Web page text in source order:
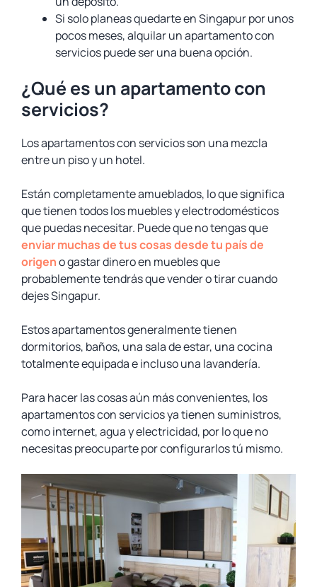
Si solo planeas quedarte en Singapur por unos
pocos meses, alquilar un apartamento con
servicios puede ser una buena opción.
¿Qué es un apartamento con
servicios?
Los apartamentos con servicios son una mezcla
entre un piso y un hotel.
Están completamente amueblados, lo que significa
que tienen todos los muebles y electrodomésticos
que puedas necesitar. Puede que no tengas que
enviar muchas de tus cosas desde tu país de
origeno gastar dinero en muebles que
probablemente tendrás que vender o tirar cuando
dejes Singapur.
Estos apartamentos generalmente tienen
dormitorios, baños, una sala de estar, una cocina
totalmente equipada e incluso una lavandería.
Para hacer las cosas aún más convenientes, los
apartamentos con servicios ya tienen suministros,
como internet, agua y electricidad, por lo que no
necesitas preocuparte por configurarlos tú mismo.